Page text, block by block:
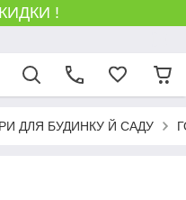
!
ДЛЯ БУДИНКУ Й САДУ